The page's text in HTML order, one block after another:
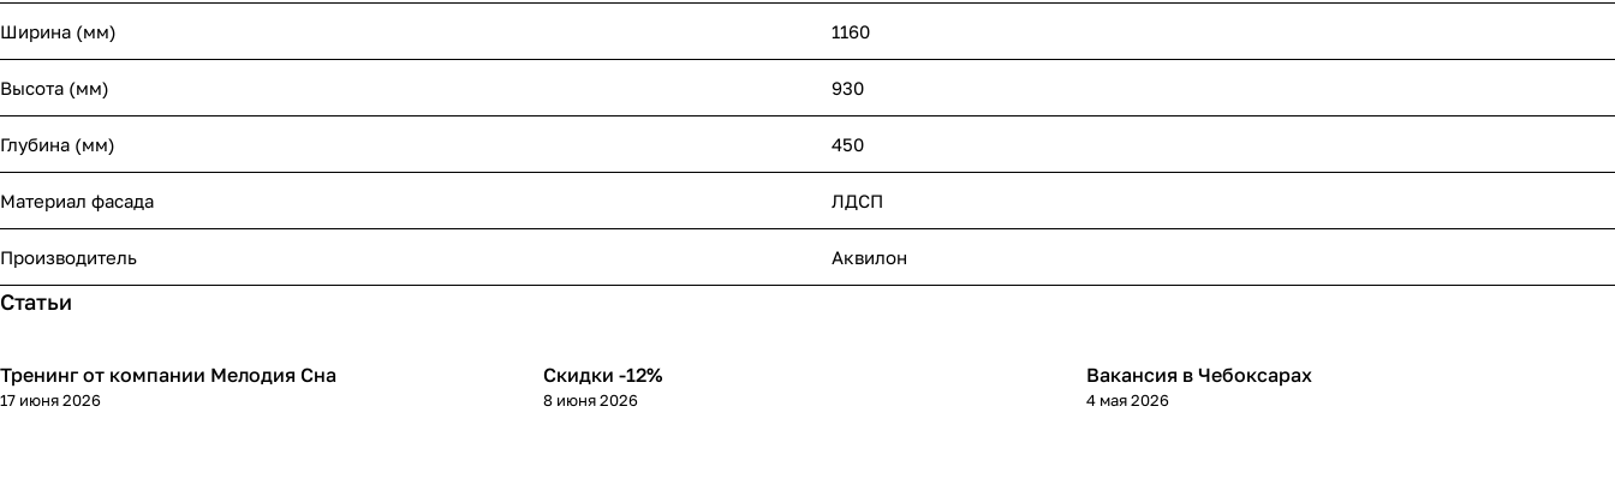
Ширина (мм) 1160
Высота (мм) 930
Глубина (мм) 450
Материал фасада ЛДСП
Производитель Аквилон
Статьи
Тренинг от компании Мелодия Сна
17 июня 2026
Скидки -12%
8 июня 2026
Вакансия в Чебоксарах
4 мая 2026